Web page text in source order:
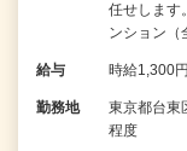
任せします
ンション
給与 時給1,300
勤務地
東京都台東
程度